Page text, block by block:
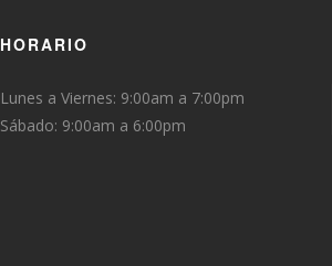
HORARIO
Lunes a Viernes: 9:00am a 7:00pm
Sábado: 9:00am a 6:00pm